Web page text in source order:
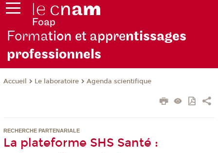
Formation et apprentissages
professionnels
Accueil Le laboratoire Agenda scientifique
RECHERCHE PARTENARIALE
La plateforme SHS Santé :